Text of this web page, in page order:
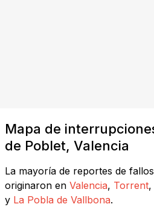
Mapa de
de Poblet, Valencia
La mayoría de reportes de
originaron en Valencia, Torrent,
y La Pobla de Vallbona.